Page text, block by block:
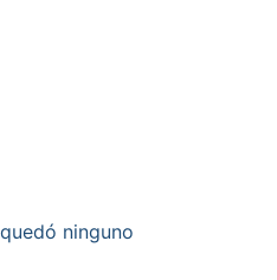
ninguno